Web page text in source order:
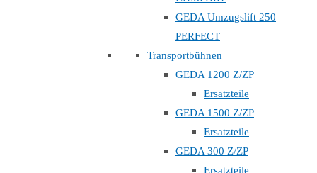
GEDA Umzugslift 250
PERFECT
Transportbühnen
GEDA 1200 Z/ZP
Ersatzteile
GEDA 1500 Z/ZP
Ersatzteile
GEDA 300 Z/ZP
Ersatzteile